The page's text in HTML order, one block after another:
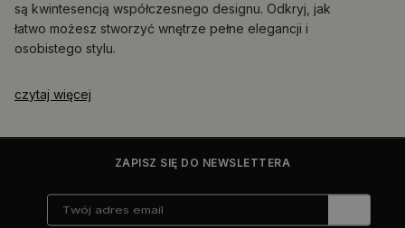
są kwintesencją współczesnego designu. Odkryj, jak
łatwo możesz stworzyć wnętrze pełne elegancji i
osobistego stylu.
czytaj więcej
ZAPISZ SIĘ DO NEWSLETTERA